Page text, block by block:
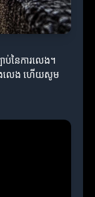
ប់នៃការលេង។
ងលេង ហើយសូម